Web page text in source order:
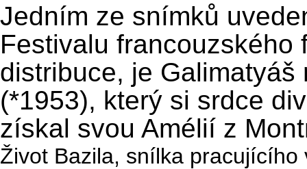
Jedním ze snímků
Festivalu francouzského
distribuce, je
(*1953), který si srdce
získal svou Amélií z
Život Bazila, snílka